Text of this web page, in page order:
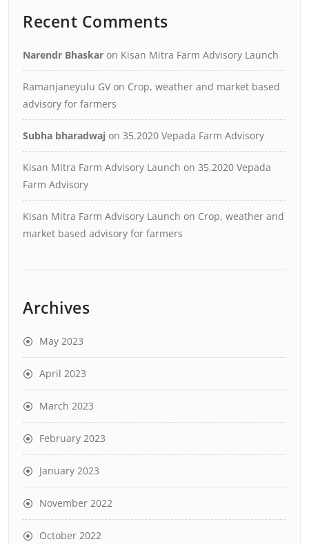
Recent Comments
Narendr Bhaskar on Kisan Mitra Farm Advisory Launch
Ramanjaneyulu GV on Crop, weather and market based
advisory for farmers
Subha bharadwaj on 35.2020 Vepada Farm Advisory
Kisan Mitra Farm Advisory Launch on 35.2020 Vepada
Farm Advisory
Kisan Mitra Farm Advisory Launch on Crop, weather and
market based advisory for farmers
Archives
May 2023
April 2023
March 2023
February 2023
January 2023
November 2022
October 2022